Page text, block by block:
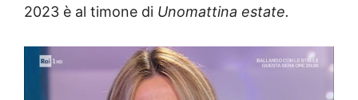
2023 è al timone di Unomattina estate.